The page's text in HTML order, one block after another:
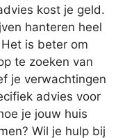
kost je geld.
hanteren heel
is beter om
te zoeken van
je verwachtingen
advies voor
je jouw huis
Wil je hulp bij